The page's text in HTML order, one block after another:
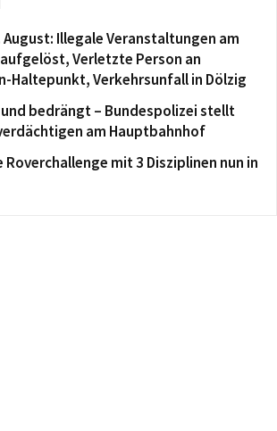
Illegale Veranstaltungen am
Verletzte Person an
Haltepunkt, Verkehrsunfall in Dölzig
bedrängt – Bundespolizei stellt
am Hauptbahnhof
mit 3 Disziplinen nun in